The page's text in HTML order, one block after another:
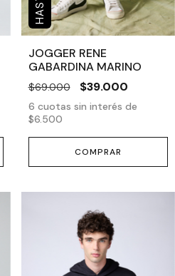
JOGGER RENE
GABARDINA MARINO
$69.000 $39.000
6 cuotas sin interés de
$6.500
COMPRAR